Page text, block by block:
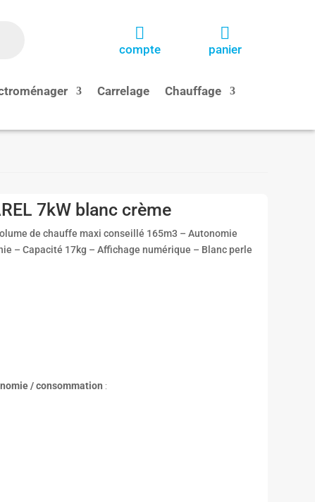

compte

panier
Carrelage
Chauffage
7kW blanc crème
de chauffe maxi conseillé 165m3 – Autonomie
– Capacité 17kg – Affichage numérique – Blanc perle
/ consommation :